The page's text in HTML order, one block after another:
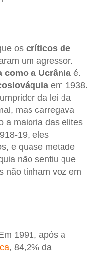
os críticos de
um agressor.
como a Ucrânia é.
em 1938.
da lei da
mas carregava
a maioria das elites
19, eles
e quase metade
não sentiu que
não tinham voz em
1991, após a
, 84,2% da